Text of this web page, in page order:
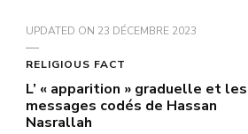
UPDATED ON 23 DÉCEMBRE 2023
RELIGIOUS FACT
L’ « apparition » graduelle et les
messages codés de Hassan
Nasrallah